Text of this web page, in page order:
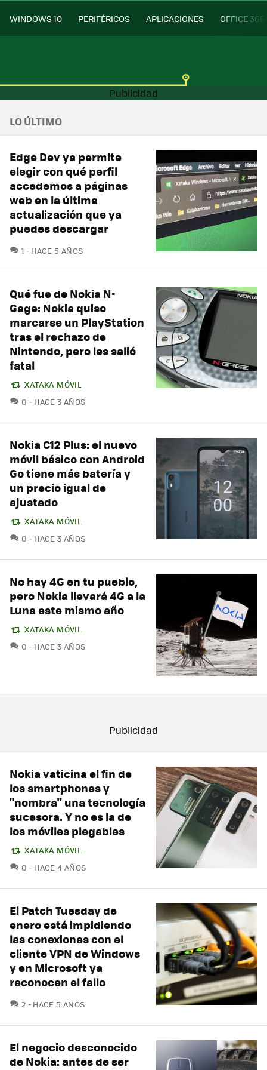
WINDOWS 10 PERIFÉRICOS APLICACIONES OFFICE 365
LO ÚLTIMO
Edge Dev ya permite
elegir con qué perfil
accedemos a páginas
web en la última
actualización que ya
puedes descargar
1 COMENTARIOS
HACE 5 AÑOS
Qué fue de Nokia N-
Gage: Nokia quiso
marcarse un PlayStation
tras el rechazo de
Nintendo, pero les salió
fatal
XATAKA MÓVIL
0 COMENTARIOS
HACE 3 AÑOS
Nokia C12 Plus: el nuevo
móvil básico con Android
Go tiene más batería y
un precio igual de
ajustado
XATAKA MÓVIL
0 COMENTARIOS
HACE 3 AÑOS
No hay 4G en tu pueblo,
pero Nokia llevará 4G a la
Luna este mismo año
XATAKA MÓVIL
0 COMENTARIOS
HACE 3 AÑOS
Nokia vaticina el fin de
los smartphones y
"nombra" una tecnología
sucesora. Y no es la de
los móviles plegables
XATAKA MÓVIL
0 COMENTARIOS
HACE 4 AÑOS
El Patch Tuesday de
enero está impidiendo
las conexiones con el
cliente VPN de Windows
y en Microsoft ya
reconocen el fallo
2 COMENTARIOS
HACE 5 AÑOS
El negocio desconocido
de Nokia: antes de ser